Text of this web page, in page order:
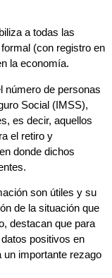
a todas las
(con registro en
la economía.
número de personas
Social (IMSS),
es decir, aquellos
el retiro y
donde dichos
son útiles y su
de la situación que
destacan que para
positivos en
un importante rezago